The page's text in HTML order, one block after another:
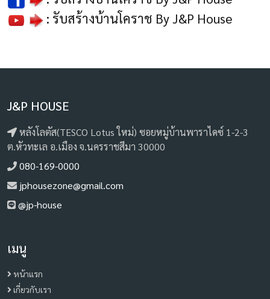
: รับสร้างบ้านโคราช By J&P House
J&P HOUSE
หลังโลตัส(TESCO Lotus ใหม่) ซอยหมู่บ้านพาราไดซ์ 1-2-3
ต.หัวทะเล อ.เมือง จ.นครราชสีมา 30000
080-169-0000
jphousezone@gmail.com
@jp-house
เมนู
หน้าแรก
เกี่ยวกับเรา